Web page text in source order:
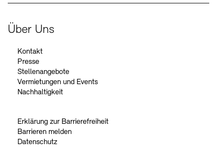
Über Uns
Kontakt
Presse
Stellenangebote
Vermietungen und Events
Nachhaltigkeit
Erklärung zur Barrierefreiheit
Barrieren melden
Datenschutz